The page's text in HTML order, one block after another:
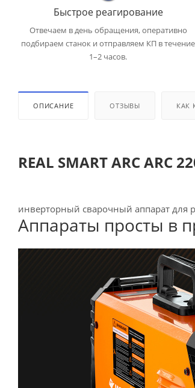
Быстрое реагирование
Отвечаем в день обращения, оперативно
подбираем станок и отправляем КП в течение
1–2 часов.
ОПИСАНИЕ ОТЗЫВЫ КАК
REAL SMART ARC ARC
инверторный сварочный аппарат для
Аппараты просты в